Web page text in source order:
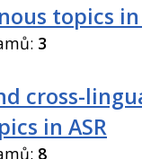
topics in
3
cross-
in ASR
8